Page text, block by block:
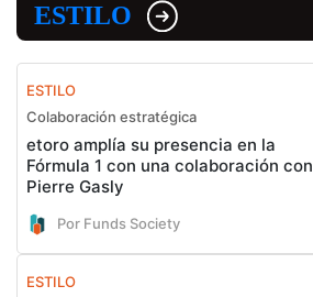
ESTILO
ESTILO
Colaboración estratégica
etoro amplía su presencia en la
Fórmula 1 con una colaboración con
Pierre Gasly
Por Funds Society
ESTILO